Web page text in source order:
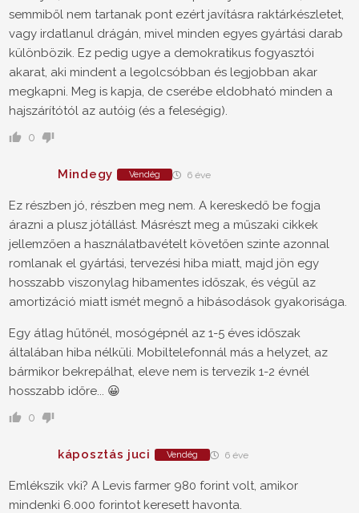
semmiből nem tartanak pont ezért javításra raktárkészletet,
vagy irdatlanul drágán, mivel minden egyes gyártási darab
különbözik. Ez pedig ugye a demokratikus fogyasztói
akarat, aki mindent a legolcsóbban és legjobban akar
megkapni. Meg is kapja, de cserébe eldobható minden a
hajszárítótól az autóig (és a feleségig).
0
Mindegy Vendég 6 éve
Ez részben jó, részben meg nem. A kereskedő be fogja
árazni a plusz jótállást. Másrészt meg a műszaki cikkek
jellemzően a használatbavételt követően szinte azonnal
romlanak el gyártási, tervezési hiba miatt, majd jön egy
hosszabb viszonylag hibamentes időszak, és végül az
amortizáció miatt ismét megnő a hibásodások gyakorisága.
Egy átlag hűtőnél, mosógépnél az 1-5 éves időszak
általában hiba nélküli. Mobiltelefonnál más a helyzet, az
bármikor bekrepálhat, eleve nem is tervezik 1-2 évnél
hosszabb időre... 😀
0
káposztás juci Vendég 6 éve
Emlékszik vki? A Levis farmer 980 forint volt, amikor
mindenki 6.000 forintot keresett havonta.